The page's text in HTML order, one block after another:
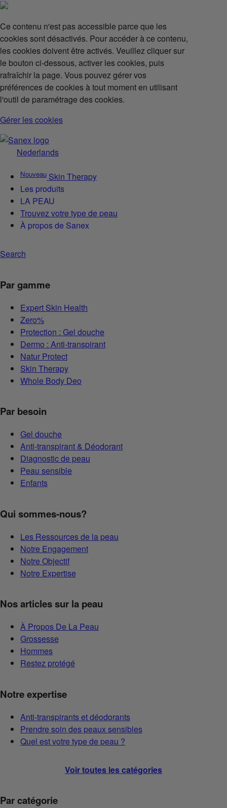
Ce contenu n'est pas accessible parce que les
cookies sont désactivés. Pour accéder à ce contenu,
les cookies doivent être activés. Veuillez cliquer sur
le bouton ci-dessous, activer les cookies, puis
rafraîchir la page. Vous pouvez gérer vos
préférences de cookies à tout moment en utilisant
l'outil de paramétrage des cookies.
Gérer les cookies
Nederlands
Nouveau Skin Therapy
Les produits
LA PEAU
Trouvez votre type de peau
À propos de Sanex
Search
Par gamme
Expert Skin Health
Zero%
Protection : Gel douche
Dermo : Anti-transpirant
Natur Protect
Skin Therapy
Whole Body Deo
Par besoin
Gel douche
Anti-transpirant & Déodorant
Diagnostic de peau
Peau sensible
Enfants
Qui sommes-nous?
Les Ressources de la peau
Notre Engagement
Notre Objectif
Notre Expertise
Nos articles sur la peau
À Propos De La Peau
Grossesse
Hommes
Restez protégé
Notre expertise
Anti-transpirants et déodorants
Prendre soin des peaux sensibles
Quel est votre type de peau ?
Voir toutes les catégories
Par catégorie